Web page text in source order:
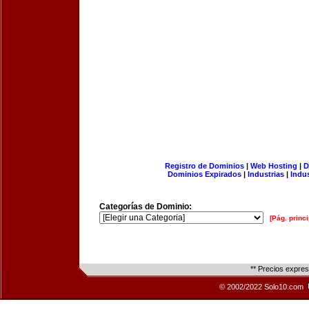
Registro de Dominios| Web Hosting |
Dominios Expirados | Industrias |
Categorías de Dominio:
[Pág.
** Precios
© 2002/2022 Solo10.com